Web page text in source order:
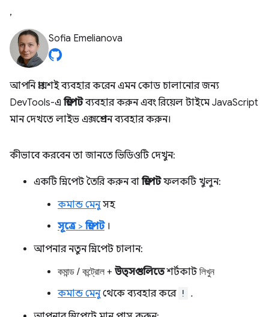
,
Sofia Emelianova
আপনি প্রায়শই ব্যবহার করেন এমন কোড চালানোর জন্য
DevTools-এস্নিপেটব্যবহার করুন এবং রিয়েল টাইমে JavaScript
মান দেখতে লাইভ এক্সপ্রেশন ব্যবহার করুন।
কীভাবে করবেন তা জানতে ভিডিওটি দেখুন:
একটি স্নিপেট তৈরি করুন বাস্নিপেটফলকটি খুলুন:
কমান্ড মেনুসহ
সূত্রে>স্নিপেট।
আপনার নতুন স্নিপেট চালান:
কমান্ড / কন্ট্রোল + উত্সগুলিতেশর্টকাটলিখুন
কমান্ড মেনুথেকে ব্যবহার করে !
.